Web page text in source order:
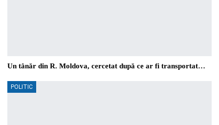
Un tânăr din R. Moldova, cercetat după ce ar fi transportat…
POLITIC